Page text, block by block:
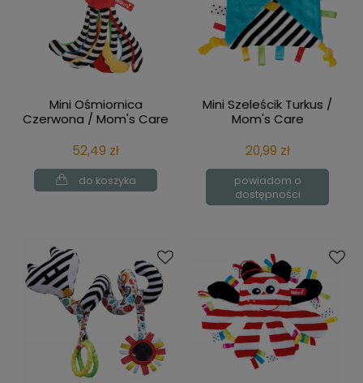
Mini Ośmiornica
Czerwona / Mom's Care
52,49 zł
do koszyka
Mini Szeleścik Turkus /
Mom's Care
20,99 zł
powiadom o
dostępności